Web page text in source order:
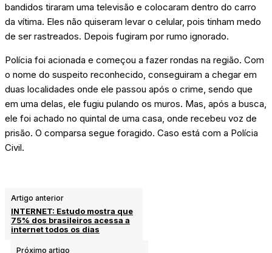
bandidos tiraram uma televisão e colocaram dentro do carro
da vítima. Eles não quiseram levar o celular, pois tinham medo
de ser rastreados. Depois fugiram por rumo ignorado.
Polícia foi acionada e começou a fazer rondas na região. Com
o nome do suspeito reconhecido, conseguiram a chegar em
duas localidades onde ele passou após o crime, sendo que
em uma delas, ele fugiu pulando os muros. Mas, após a busca,
ele foi achado no quintal de uma casa, onde recebeu voz de
prisão. O comparsa segue foragido. Caso está com a Polícia
Civil.
Artigo anterior
INTERNET: Estudo mostra que
75% dos brasileiros acessa a
internet todos os dias
Próximo artigo